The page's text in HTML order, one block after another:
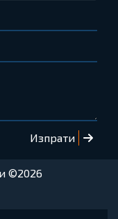
©2026